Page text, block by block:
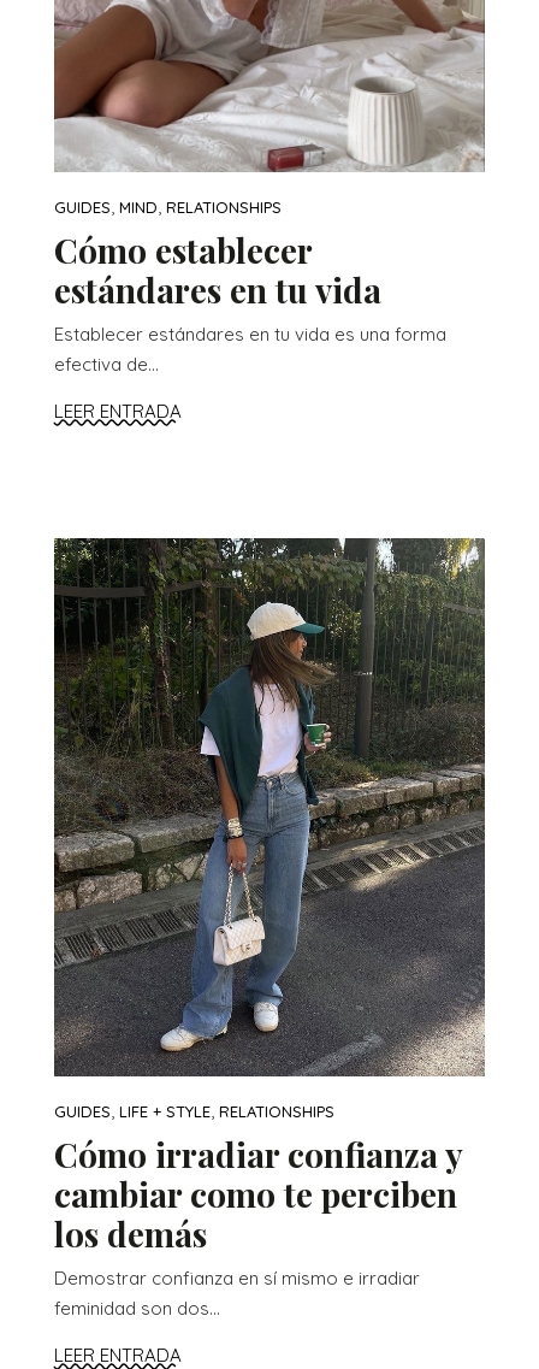
GUIDES MIND RELATIONSHIPS
Cómo establecer
estándares en tu vida
Establecer estándares en tu vida es una forma
efectiva de...
LEER ENTRADA
GUIDES, LIFE + STYLE, RELATIONSHIPS
Cómo irradiar confianza y
cambiar como te perciben
los demás
Demostrar confianza en sí mismo e irradiar
feminidad son dos...
LEER ENTRADA